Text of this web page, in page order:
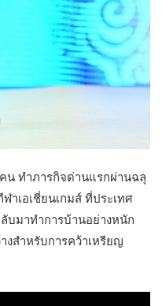
น ทำภารกิจด่านแรกผ่านฉลุ
าเอเชี่ยนเกมส์ ที่ประเทศ
บมาทำการบ้านอย่างหนัก
งสำหรับการคว้าเหรียญ